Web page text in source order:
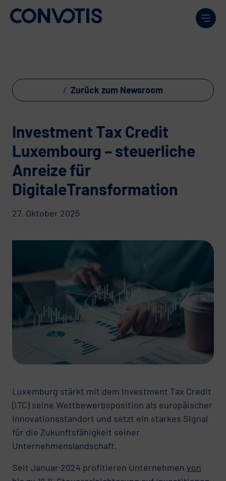
Weiter zum Inhalt
Zurück zum Newsroom
Investment Tax Credit
Luxembourg – steuerliche
Anreize für
DigitaleTransformation
27. Oktober 2025
Luxemburg stärkt mit dem Investment Tax Credit
(ITC) seine Wettbewerbsposition als europäischer
Innovationsstandort und setzt ein starkes Signal
für die Zukunftsfähigkeit seiner
Unternehmenslandschaft.
Seit Januar 2024 profitieren Unternehmen von